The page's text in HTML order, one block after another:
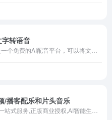
转语音
/播客配乐和片头音乐